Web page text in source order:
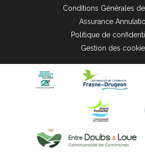
Conditions Générales
Assurance
Politique de
Gestion des